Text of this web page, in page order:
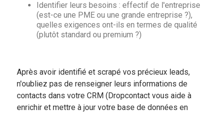
Identifier leurs besoins : effectif de l'entreprise
(est-ce une PME ou une grande entreprise ?),
quelles exigences ont-ils en termes de qualité
(plutôt standard ou premium ?)
Après avoir identifié et scrapé vos précieux leads,
n'oubliez pas de renseigner leurs informations de
contacts dans votre CRM (Dropcontact vous aide à
enrichir et mettre à jour votre base de données en